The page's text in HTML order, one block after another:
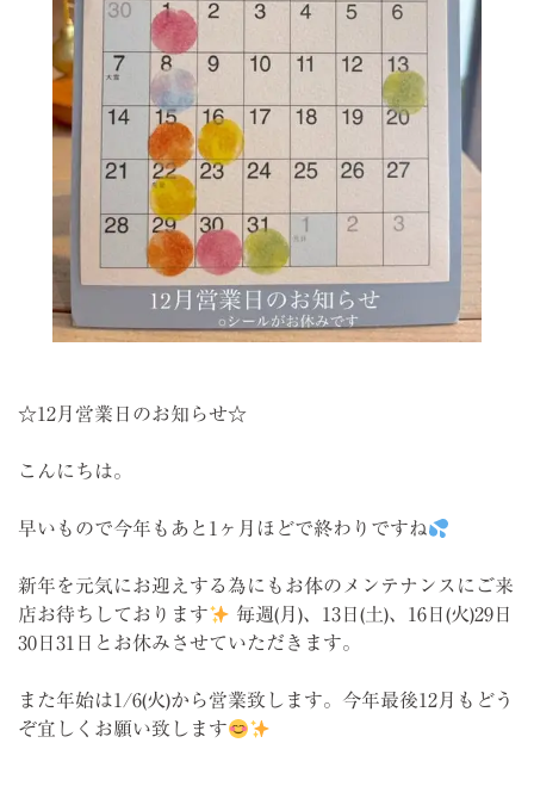
☆12月営業日のお知らせ☆
こんにちは。
早いもので今年もあと1ヶ月ほどで終わりですね
新年を元気にお迎えする為にもお体のメンテナンスにご来
店お待ちしております
毎週(月)、13日(土)、16日(火)29日
30日31日とお休みさせていただきます。
また年始は1/6(火)から営業致します。今年最後12月もどう
ぞ宜しくお願い致します